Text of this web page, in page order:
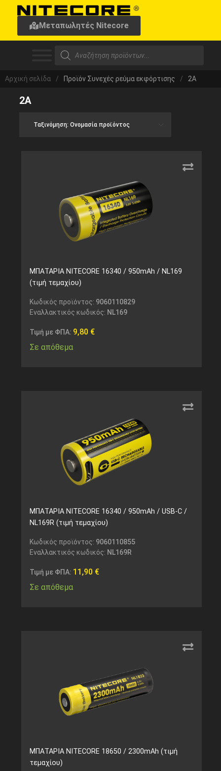
Μεταπωλητές Nitecore
Αρχική σελίδα / Προϊόν Συνεχές ρεύμα εκφόρτισης / 2A
2A
ΜΠΑΤΑΡΙΑ NITECORE 16340 / 950mAh / NL169
(τιμή τεμαχίου)
Κωδικός προϊόντος: 9060110829
Εναλλακτικός κωδικός: NL169
Τιμή με ΦΠΑ: 9,80 €
Σε απόθεμα
ΜΠΑΤΑΡΙΑ NITECORE 16340 / 950mAh / USB-C /
NL169R (τιμή τεμαχίου)
Κωδικός προϊόντος: 9060110855
Εναλλακτικός κωδικός: NL169R
Τιμή με ΦΠΑ: 11,90 €
Σε απόθεμα
ΜΠΑΤΑΡΙΑ NITECORE 18650 / 2300mAh (τιμή
τεμαχίου)